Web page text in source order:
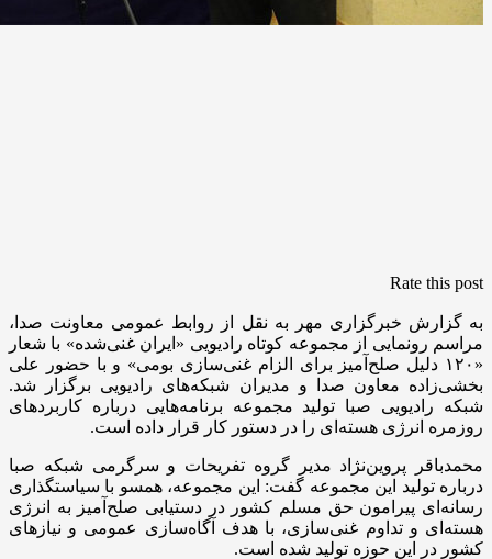
Rate this post
به گزارش خبرگزاری مهر به نقل از روابط عمومی معاونت صدا،
مراسم رونمایی از مجموعه کوتاه رادیویی «ایران غنی‌شده» با شعار
«۱۲۰ دلیل صلح‌آمیز برای الزام غنی‌سازی بومی» و با حضور علی
بخشی‌زاده معاون صدا و مدیران شبکه‌های رادیویی برگزار شد.
شبکه رادیویی صبا تولید مجموعه برنامه‌هایی درباره کاربردهای
روزمره انرژی هسته‌ای را در دستور کار قرار داده است.
محمدباقر پروین‌نژاد مدیر گروه تفریحات و سرگرمی شبکه صبا
درباره تولید این مجموعه گفت: این مجموعه، همسو با سیاستگذاری
رسانه‌ای پیرامون حق مسلم کشور در دستیابی صلح‌آمیز به انرژی
هسته‌ای و تداوم غنی‌سازی، با هدف آگاه‌سازی عمومی و نیازهای
کشور در این حوزه تولید شده است.